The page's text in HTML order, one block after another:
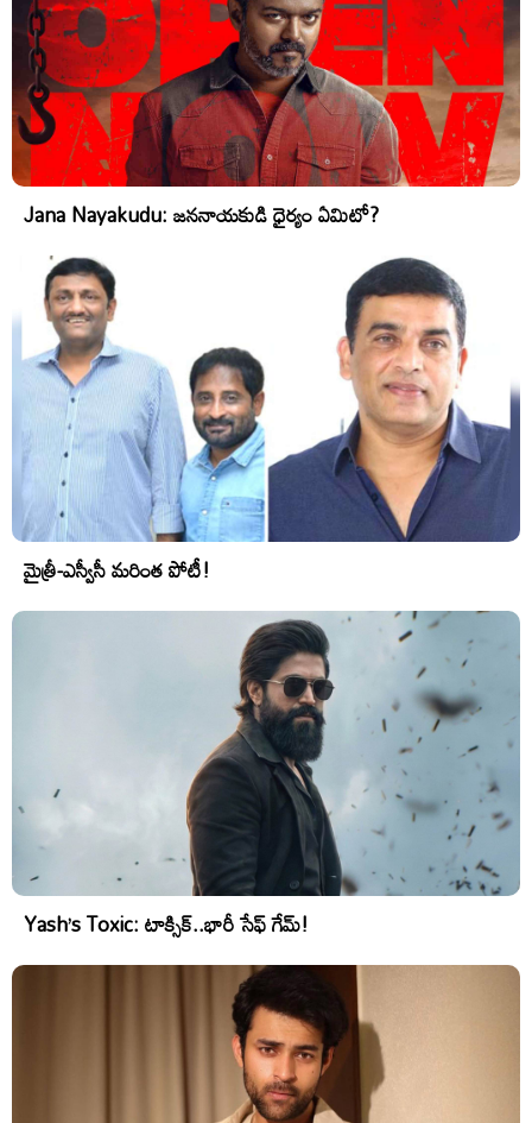
Jana Nayakudu: జననాయకుడి ధైర్యం ఏమిటో?
మైత్రీ-ఎస్వీసీ మరింత పోటీ!
Yash’s Toxic: టాక్సిక్..భారీ సేఫ్ గేమ్!